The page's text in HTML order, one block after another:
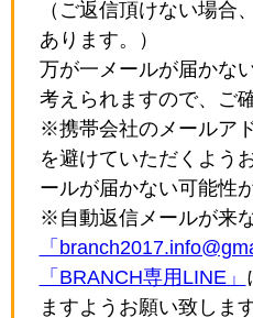
（ご返信頂けない場合
あります。）
万が一メールが届かな
考えられますので、ご
※携帯会社のメールア
を避けていただくよう
ールが届かない可能性
※自動返信メールが来
「
「BRANCH専用LINE」
ますようお願い致します